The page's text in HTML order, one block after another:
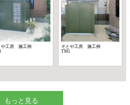
もっと見る